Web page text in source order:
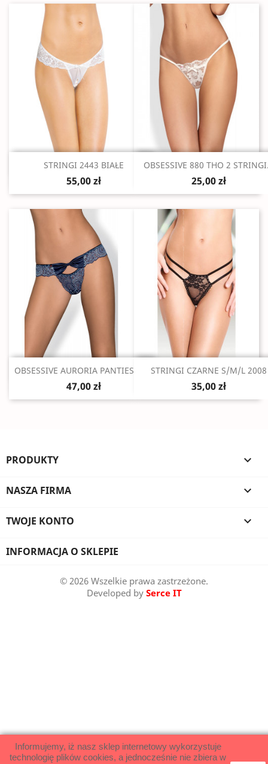
Szybki podgląd
STRINGI 2443 BIAŁE
55,00 zł
Szybki podgląd
OBSESSIVE 880 THO 2
25,00 zł
Szybki podgląd
OBSESSIVE AURORIA PANTIES L/XL
47,00 zł
Szybki podgląd
STRINGI CZARNE S/M/L 2008
35,00 zł
PRODUKTY 
NASZA FIRMA 
TWOJE KONTO 
INFORMACJA O SKLEPIE
Informujemy, iż nasz sklep internetowy wykorzystuje
technologię plików cookies, a jednocześnie nie zbiera w
© 2026 Wszelkie prawa zastrzeżone.
Developed by Serce IT